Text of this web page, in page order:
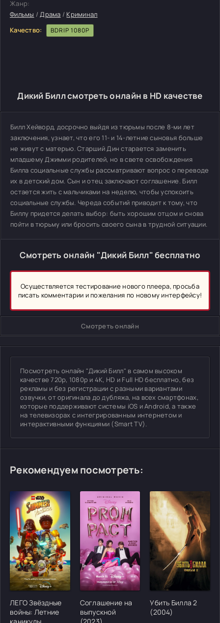
Жанр:
Фильмы /Драма / Криминал
Качество:
BDRIP 1080P
Дикий Билл смотреть онлайн в HD качестве
Билл Хейворд, досрочно выйдя из тюрьмы после 8-ми лет
заключения, узнает, что его 11- и 14-летние сыновья больше
не живут с матерью. Старший Дин старается заменить
младшему Джимми родителей, но в свете освобождения
Билла социальные службы рассматривают вопрос о переводе
их в детский дом. Сын и отец заключают соглашение. Билл
остается жить с мальчиками на неделю, чтобы успокоить
социальные службы. Череда событий приводит к тому, что
Биллу придется делать выбор: быть хорошим отцом и снова
пойти в тюрьму или бросить своего сына в трудной ситуации.
Смотреть онлайн "Дикий Билл" бесплатно
Осуществляется тестирование нового плеера, просьба
писать комментарии и пожелания по новому интерфейсу!
Смотреть онлайн
Посмотреть онлайн "Дикий Билл" в самом высоком
качестве 720p, 1080p и 4K, HD и Full HD бесплатно, без
рекламы и без регистрации с разными вариантами
озвучки, от оригинала до дубляжа, на всех смартфонах,
которые поддерживают системы iOS и Android, а также
на телевизорах с интегрированным интернетом и
интерактивными функциями (Smart TV).
Рекомендуем посмотреть:
[/xfgiven_cvh_poster_urlcvh_poster_url]
ЛЕГО Звёздные
войны: Летние
[/xfgiven_cvh_poster_urlcvh_poster_url]
Соглашение на
выпускной
[/
Убить Билла 2
(2004)